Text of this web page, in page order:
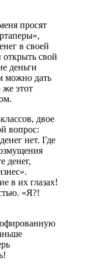
просят
в своей
свой
деньги
можно дать
этот
двое
вопрос:
нет. Где
денег,
в их глазах!
«Я?!